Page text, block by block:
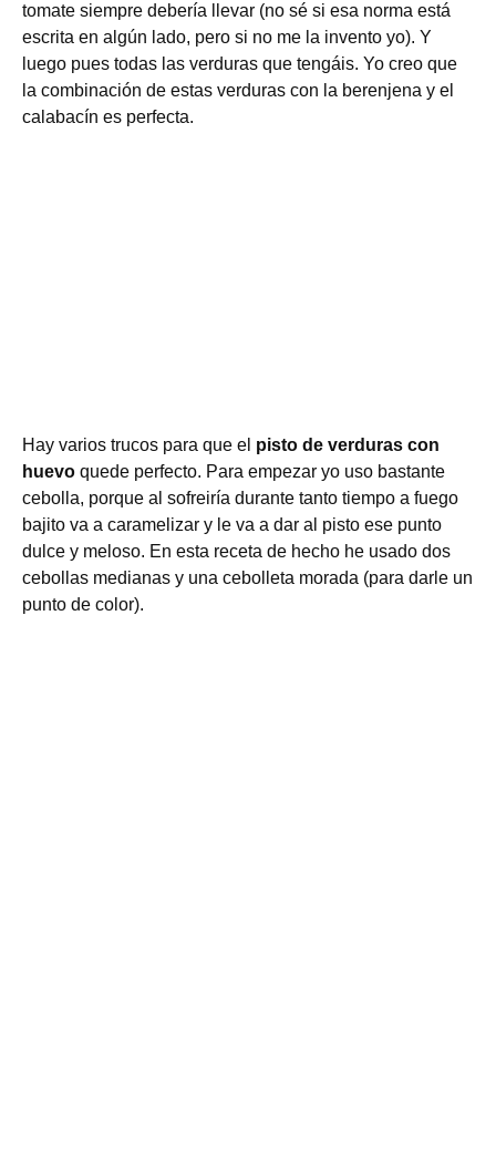
tomate siempre debería llevar (no sé si esa norma está
escrita en algún lado, pero si no me la invento yo). Y
luego pues todas las verduras que tengáis. Yo creo que
la combinación de estas verduras con la berenjena y el
calabacín es perfecta.
Hay varios trucos para que el pisto de verduras con
huevo quede perfecto. Para empezar yo uso bastante
cebolla, porque al sofreiría durante tanto tiempo a fuego
bajito va a caramelizar y le va a dar al pisto ese punto
dulce y meloso. En esta receta de hecho he usado dos
cebollas medianas y una cebolleta morada (para darle un
punto de color).